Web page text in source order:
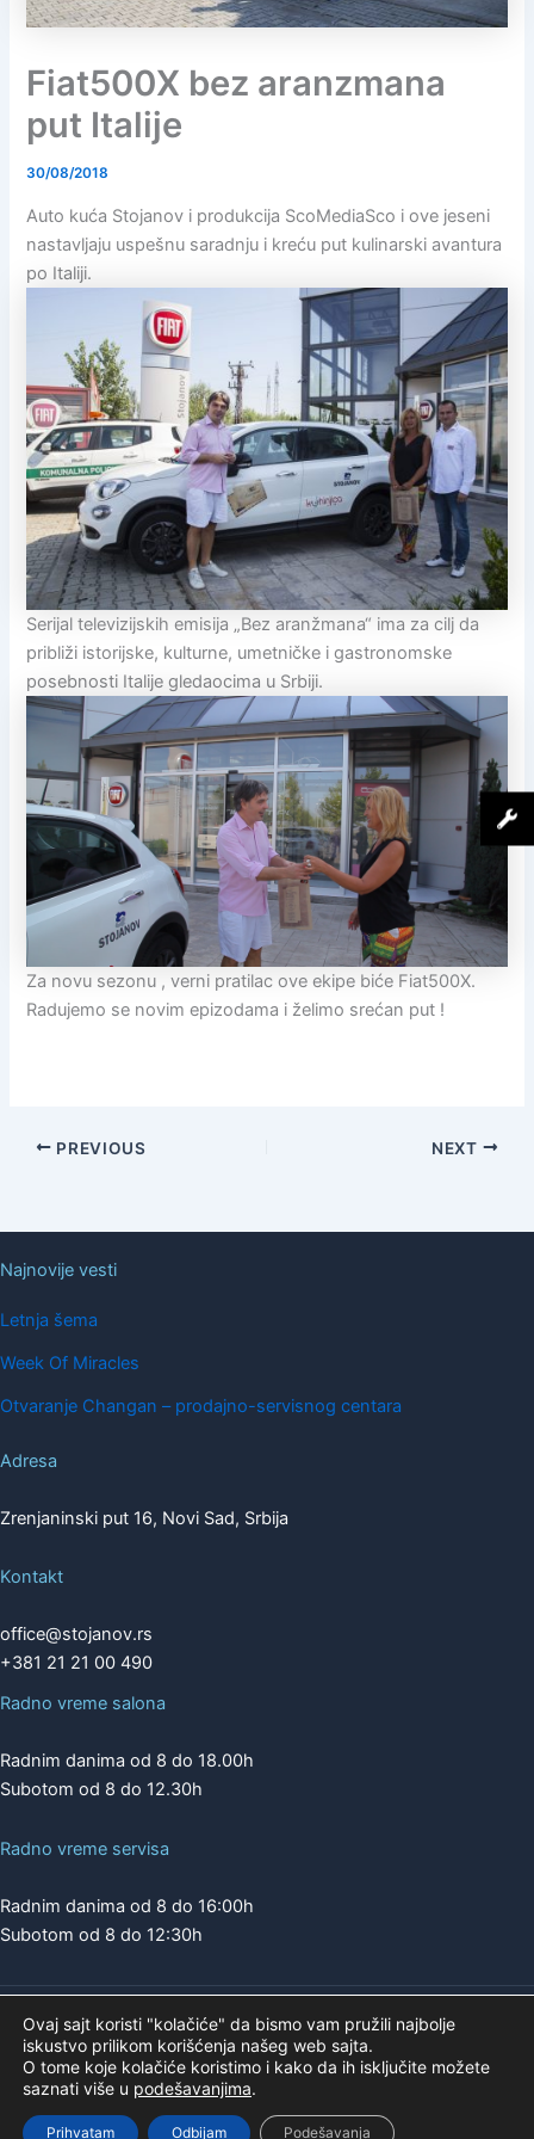
Fiat500X bez aranzmana
put Italije
30/08/2018
Auto kuća Stojanov i produkcija ScoMediaSco i ove jeseni
nastavljaju uspešnu saradnju i kreću put kulinarski avantura
po Italiji.
Serijal televizijskih emisija „Bez aranžmana“ ima za cilj da
približi istorijske, kulturne, umetničke i gastronomske
posebnosti Italije gledaocima u Srbiji.
Za novu sezonu , verni pratilac ove ekipe biće Fiat500X.
Radujemo se novim epizodama i želimo srećan put !
PREVIOUS NEXT
Najnovije vesti
Letnja šema
Week Of Miracles
Otvaranje Changan – prodajno-servisnog centara
Adresa
Zrenjaninski put 16, Novi Sad, Srbija
Kontakt
office@stojanov.rs
+381 21 21 00 490
Radno vreme salona
Radnim danima od 8 do 18.00h
Subotom od 8 do 12.30h
Radno vreme servisa
Radnim danima od 8 do 16:00h
Subotom od 8 do 12:30h
Copyright © 2026 | A.K. STOJANOV
Pogledajte našu ponudu na
Ovaj sajt koristi "kolačiće" da bismo vam pružili najbolje
iskustvo prilikom korišćenja našeg web sajta.
O tome koje kolačiće koristimo i kako da ih isključite možete
saznati više u podešavanjima.
Prihvatam Odbijam Podešavanja